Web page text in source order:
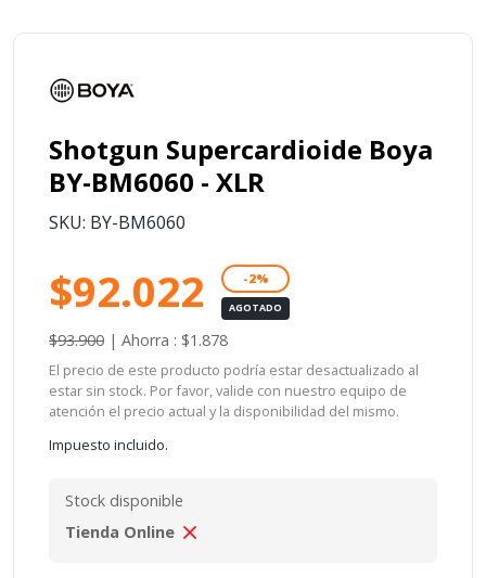
Shotgun Supercardioide Boya
BY-BM6060 - XLR
SKU: BY-BM6060
$92.022 -2%
AGOTADO
$93.900 | Ahorra : $1.878
El precio de este producto podría estar desactualizado al
estar sin stock. Por favor, valide con nuestro equipo de
atención el precio actual y la disponibilidad del mismo.
Impuesto incluido.
Stock disponible
Tienda Online